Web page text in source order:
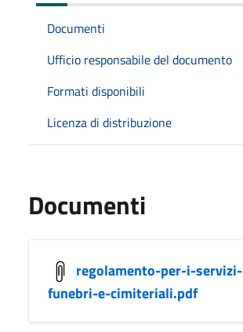
Documenti
Ufficio responsabile del documento
Formati disponibili
Licenza di distribuzione
Documenti
regolamento-per-i-servizi-
funebri-e-cimiteriali.pdf